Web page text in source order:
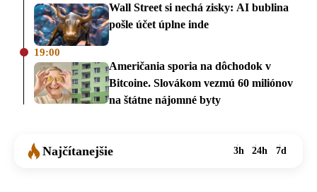
Wall Street si nechá zisky: AI bublina
pošle účet úplne inde
19:00
Američania sporia na dôchodok v
Bitcoine. Slovákom vezmú 60 miliónov
na štátne nájomné byty
Najčítanejšie 3h 24h 7d